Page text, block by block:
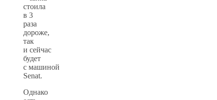
стоила
в 3
раза
дороже,
так
и сейчас
будет
с машиной
Senat.
Однако